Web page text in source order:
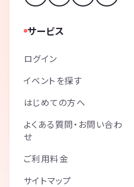
サービス
ログイン
イベントを探す
はじめての方へ
よくある質問・お問い合わ
せ
ご利用料金
サイトマップ